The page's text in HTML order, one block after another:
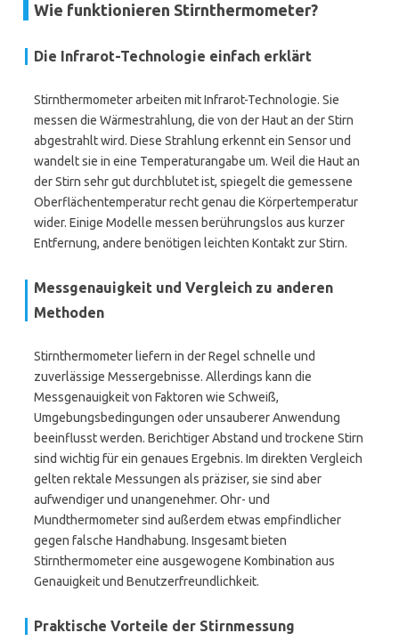
Wie funktionieren Stirnthermometer?
Die Infrarot-Technologie einfach erklärt
Stirnthermometer arbeiten mit Infrarot-Technologie. Sie
messen die Wärmestrahlung, die von der Haut an der Stirn
abgestrahlt wird. Diese Strahlung erkennt ein Sensor und
wandelt sie in eine Temperaturangabe um. Weil die Haut an
der Stirn sehr gut durchblutet ist, spiegelt die gemessene
Oberflächentemperatur recht genau die Körpertemperatur
wider. Einige Modelle messen berührungslos aus kurzer
Entfernung, andere benötigen leichten Kontakt zur Stirn.
Messgenauigkeit und Vergleich zu anderen
Methoden
Stirnthermometer liefern in der Regel schnelle und
zuverlässige Messergebnisse. Allerdings kann die
Messgenauigkeit von Faktoren wie Schweiß,
Umgebungsbedingungen oder unsauberer Anwendung
beeinflusst werden. Berichtiger Abstand und trockene Stirn
sind wichtig für ein genaues Ergebnis. Im direkten Vergleich
gelten rektale Messungen als präziser, sie sind aber
aufwendiger und unangenehmer. Ohr- und
Mundthermometer sind außerdem etwas empfindlicher
gegen falsche Handhabung. Insgesamt bieten
Stirnthermometer eine ausgewogene Kombination aus
Genauigkeit und Benutzerfreundlichkeit.
Praktische Vorteile der Stirnmessung